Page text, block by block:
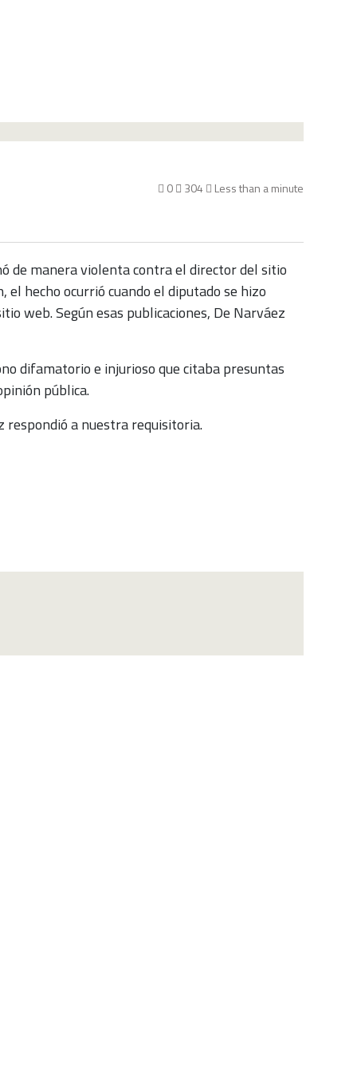
0 304 Less than a minute
de manera violenta contra el director del sitio
el hecho ocurrió cuando el diputado se hizo
web. Según esas publicaciones, De Narváez
difamatorio e injurioso que citaba presuntas
pública.
respondió a nuestra requisitoria.